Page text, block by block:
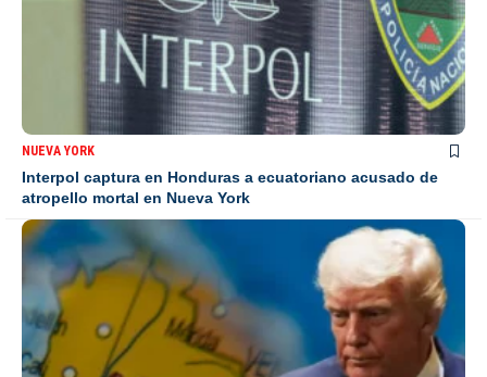
NUEVA YORK
Interpol captura en Honduras a ecuatoriano acusado de
atropello mortal en Nueva York